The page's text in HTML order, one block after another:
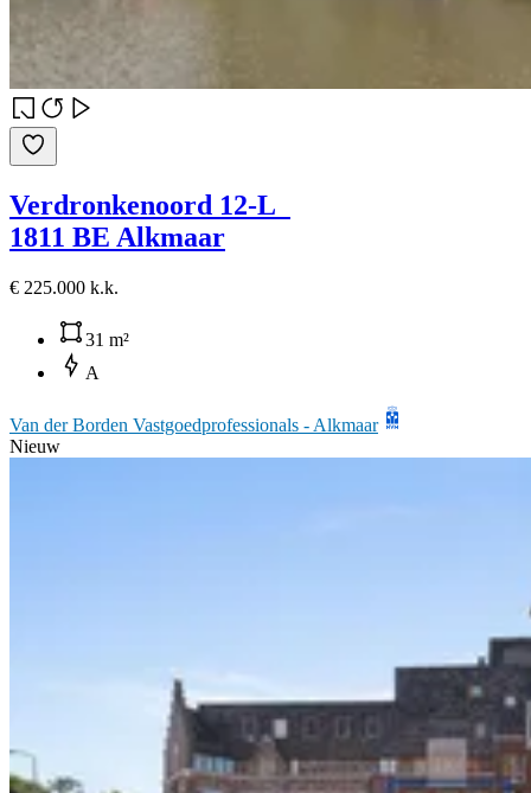
Verdronkenoord 12-L
1811 BE Alkmaar
€ 225.000 k.k.
31 m²
A
Van der Borden Vastgoedprofessionals - Alkmaar
Nieuw